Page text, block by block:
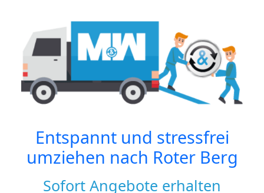
Entspannt und stressfrei
umziehen nach Roter Berg
Sofort Angebote erhalten